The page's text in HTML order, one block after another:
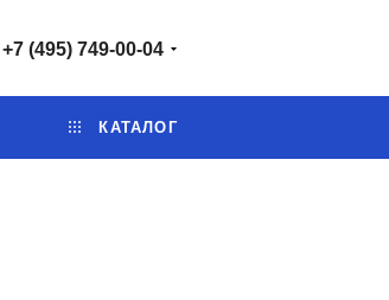
+7 (495) 749-00-04
КАТАЛОГ